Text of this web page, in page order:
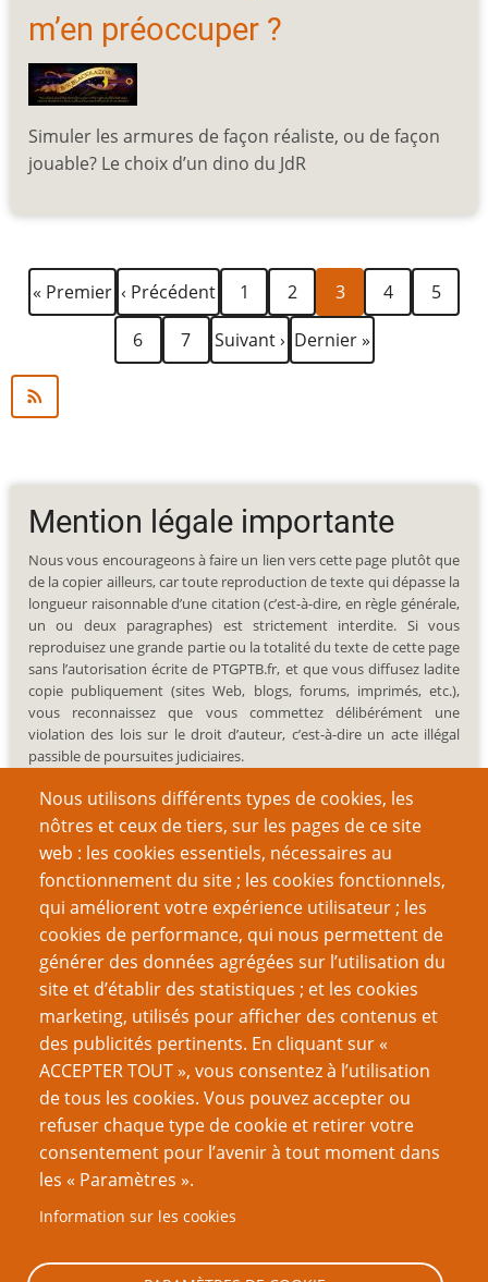
m’en préoccuper ?
Simuler les armures de façon réaliste, ou de façon
jouable? Le choix d’un dino du JdR
Pagination
Première
page
« Premier
Page
précédente
‹ Précédent Page
1 Page
2
Page
courante
3 Page
4 Page
5
Page
6 Page
7
Page
suivante
Suivant › Dernière
page
Dernier »
Nous utilisons différents types de cookies, les
nôtres et ceux de tiers, sur les pages de ce site
web : les cookies essentiels, nécessaires au
fonctionnement du site ; les cookies fonctionnels,
qui améliorent votre expérience utilisateur ; les
cookies de performance, qui nous permettent de
générer des données agrégées sur l’utilisation du
site et d’établir des statistiques ; et les cookies
marketing, utilisés pour afficher des contenus et
des publicités pertinents. En cliquant sur «
ACCEPTER TOUT », vous consentez à l’utilisation
de tous les cookies. Vous pouvez accepter ou
refuser chaque type de cookie et retirer votre
consentement pour l’avenir à tout moment dans
les « Paramètres ».
Information sur les cookies
Mention légale importante
Nous vous encourageons à faire un lien vers cette page plutôt que
de la copier ailleurs, car toute reproduction de texte qui dépasse la
longueur raisonnable d’une citation (c’est-à-dire, en règle générale,
un ou deux paragraphes) est strictement interdite. Si vous
reproduisez une grande partie ou la totalité du texte de cette page
sans l’autorisation écrite de PTGPTB.fr, et que vous diffusez ladite
copie publiquement (sites Web, blogs, forums, imprimés, etc.),
vous reconnaissez que vous commettez délibérément une
violation des lois sur le droit d’auteur, c’est-à-dire un acte illégal
passible de poursuites judiciaires.
Recherche
Nom d'utilisateur
Mot de passe